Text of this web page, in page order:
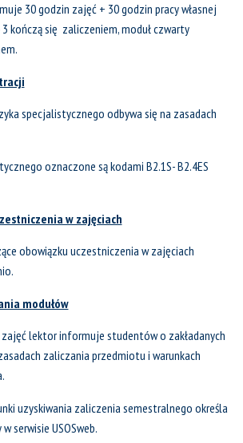
30 godzin zajęć + 30 godzin pracy własnej
kończą się zaliczeniem, moduł czwarty
specjalistycznego odbywa się na zasadach
oznaczone są kodami B2.1S- B2.4ES
w zajęciach
obowiązku uczestniczenia w zajęciach
modułów
lektor informuje studentów o zakładanych
zaliczania przedmiotu i warunkach
uzyskiwania zaliczenia semestralnego określa
serwisie USOSweb.